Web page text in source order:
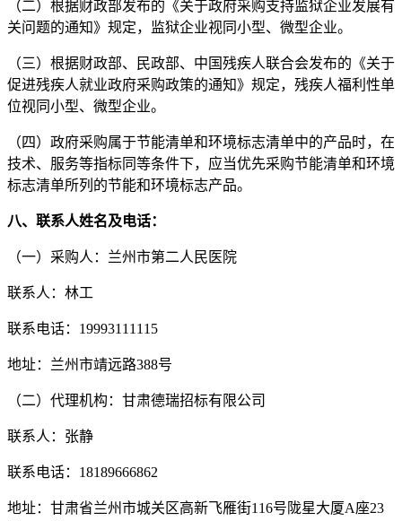
（二） 根据财政部发布的《关于政府采购支持监狱企业发展有
关问题的通知》规定，监狱企业视同小型、微型企业。
（三） 根据财政部、民政部、中国残疾人联合会发布的《关于
促进残疾人就业政府采购政策的通知》规定，残疾人福利性单
位视同小型、微型企业。
（四）政府采购属于节能清单和环境标志清单中的产品时，在
技术、服务等指标同等条件下，应当优先采购节能清单和环境
标志清单所列的节能和环境标志产品。
八、联系人姓名及电话：
（一）采购人： 兰州市第二人民医院
联系人： 林工
联系电话： 19993111115
地址： 兰州市靖远路388号
（二）代理机构：甘肃德瑞招标有限公司
联系人： 张静
联系电话： 18189666862
地址： 甘肃省兰州市城关区高新飞雁街116号陇星大厦A座23